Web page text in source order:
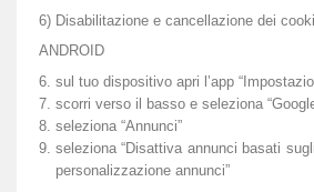
6) Disabilitazione e cancellazione dei
ANDROID
sul tuo dispositivo apri l’app
scorri verso il basso e seleziona
seleziona “Annunci”
seleziona “Disattiva annunci basati
personalizzazione annunci”